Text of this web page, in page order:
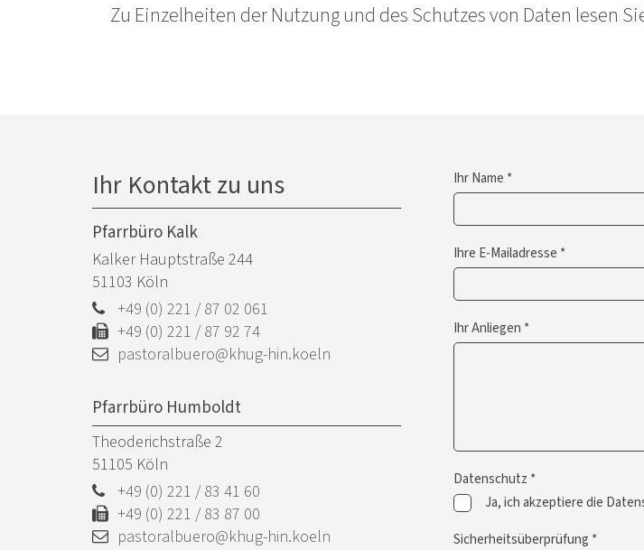
Zu Einzelheiten der Nutzung und des Schutzes von Daten lesen
Ihr Name *
Ihre E-Mailadresse *
Ihr Anliegen *
Datenschutz *
Ja, ich akzeptiere die
Sicherheitsüberprüfung *
Ihr Kontakt zu uns
Pfarrbüro Kalk
Kalker Hauptstraße 244
51103 Köln
+49 (0) 221 / 87 02 061
+49 (0) 221 / 87 92 74
pastoralbuero@khug-hin.koeln
Pfarrbüro Humboldt
Theoderichstraße 2
51105 Köln
+49 (0) 221 / 83 41 60
+49 (0) 221 / 83 87 00
pastoralbuero@khug-hin.koeln